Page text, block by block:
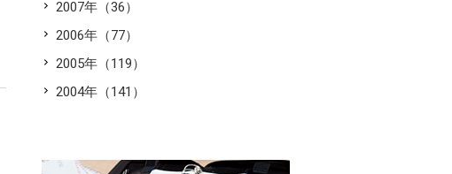
2007年（36）
2006年（77）
2005年（119）
2004年（141）